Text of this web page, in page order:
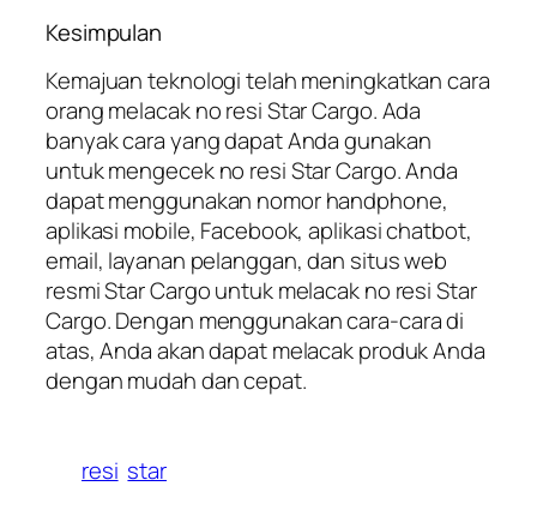
Kesimpulan
Kemajuan teknologi telah meningkatkan cara
orang melacak no resi Star Cargo. Ada
banyak cara yang dapat Anda gunakan
untuk mengecek no resi Star Cargo. Anda
dapat menggunakan nomor handphone,
aplikasi mobile, Facebook, aplikasi chatbot,
email, layanan pelanggan, dan situs web
resmi Star Cargo untuk melacak no resi Star
Cargo. Dengan menggunakan cara-cara di
atas, Anda akan dapat melacak produk Anda
dengan mudah dan cepat.
resi star